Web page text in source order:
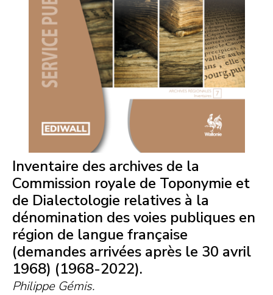
Inventaire des archives de la
Commission royale de Toponymie et
de Dialectologie relatives à la
dénomination des voies publiques en
région de langue française
(demandes arrivées après le 30 avril
1968) (1968-2022).
Philippe Gémis.